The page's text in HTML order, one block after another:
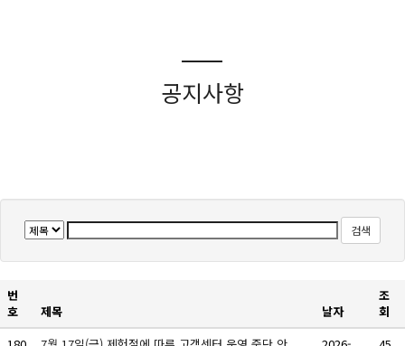
공지사항
검색
번
호
제목 날자
조
회